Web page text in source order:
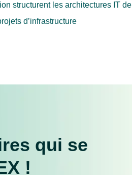
structurent les architectures IT de
d’infrastructure
qui se
!